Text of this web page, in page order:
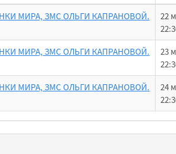
МИРА, ЗМС ОЛЬГИ КАПРАНОВОЙ.
22
МИРА, ЗМС ОЛЬГИ КАПРАНОВОЙ.
23
МИРА, ЗМС ОЛЬГИ КАПРАНОВОЙ.
24
Весна